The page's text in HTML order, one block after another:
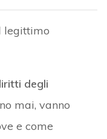
legittimo
degli
mai, vanno
e come